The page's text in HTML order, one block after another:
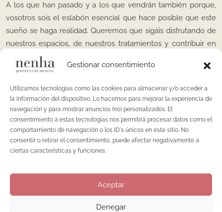
Gestionar consentimiento
Utilizamos tecnologías como las cookies para almacenar y/o acceder a
la información del dispositivo. Lo hacemos para mejorar la experiencia de
navegación y para mostrar anuncios (no) personalizados. El
consentimiento a estas tecnologías nos permitirá procesar datos como el
comportamiento de navegación o los ID's únicos en este sitio. No
consentir o retirar el consentimiento, puede afectar negativamente a
ciertas características y funciones.
Aceptar
Denegar
A los que han pasado y a los que vendrán también porque,
vosotros sois el eslabón esencial que hace posible que este
sueño se haga realidad. Queremos que sigáis disfrutando de
nuestros espacios, de nuestros tratamientos y contribuir en
nuestra medida a haceros la vida un poquito más feliz.
Gracias por vuestra confianza.